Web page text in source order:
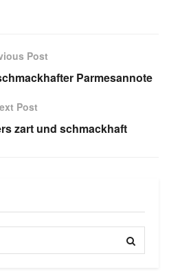
Post
Parmesannote
Post
zart und schmackhaft